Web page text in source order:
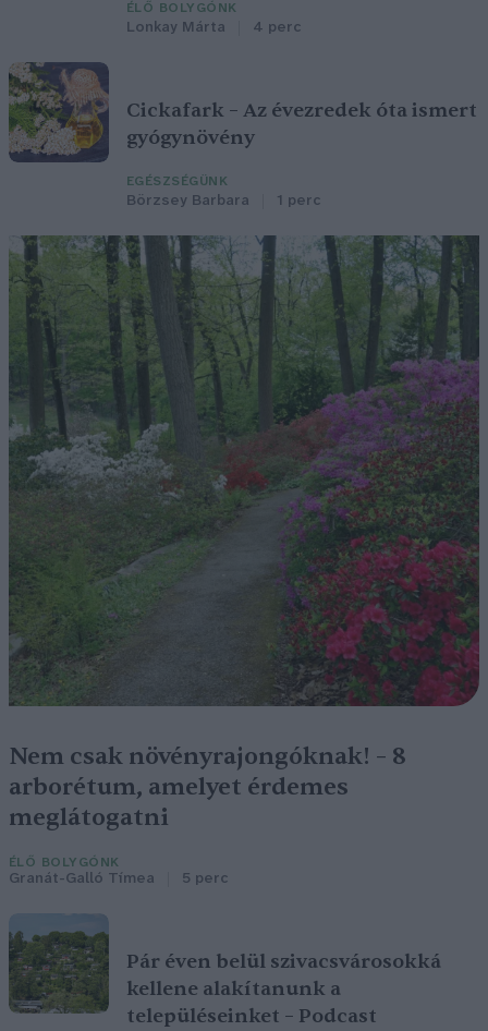
ÉLŐ BOLYGÓNK
Lonkay Márta 4 perc
Cickafark – Az évezredek óta ismert
gyógynövény
EGÉSZSÉGÜNK
Börzsey Barbara 1 perc
Nem csak növényrajongóknak! – 8
arborétum, amelyet érdemes
meglátogatni
ÉLŐ BOLYGÓNK
Granát-Galló Tímea 5 perc
Pár éven belül szivacsvárosokká
kellene alakítanunk a
településeinket – Podcast